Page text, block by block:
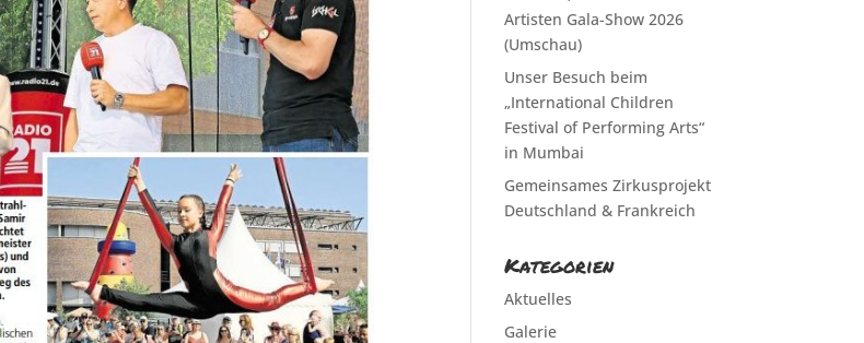
Artisten Gala-Show 2026
(Umschau)
Unser Besuch beim
„International Children
Festival of Performing Arts“
in Mumbai
Gemeinsames Zirkusprojekt
Deutschland & Frankreich
Kategorien
Aktuelles
Galerie